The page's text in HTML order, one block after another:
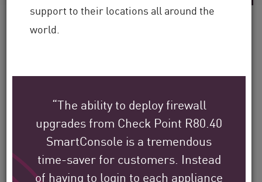
support to their locations all around the
world.
“The ability to deploy firewall
upgrades from Check Point R80.40
SmartConsole is a tremendous
time-saver for customers. Instead
of having to login to each appliance
Check Point의 글로벌 고객
호하고 있는지 알아보세요.
당사의 임무는 전 세계 최대 규모의 기업,
정부 및 서비스 제공업체 조직을 보호하는